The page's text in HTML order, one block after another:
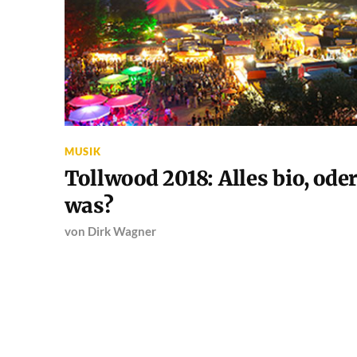
MUSIK
Tollwood 2018: Alles bio, oder
was?
von Dirk Wagner